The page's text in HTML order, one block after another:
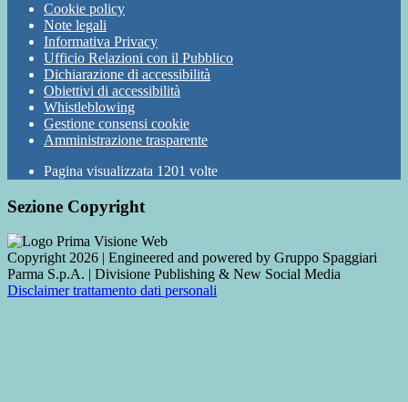
Cookie policy
Note legali
Informativa Privacy
Ufficio Relazioni con il Pubblico
Dichiarazione di accessibilità
Obiettivi di accessibilità
Whistleblowing
Gestione consensi cookie
Amministrazione trasparente
Pagina visualizzata 1201 volte
Sezione Copyright
Copyright 2026 | Engineered and powered by Gruppo Spaggiari
Parma S.p.A. | Divisione Publishing & New Social Media
Disclaimer trattamento dati personali